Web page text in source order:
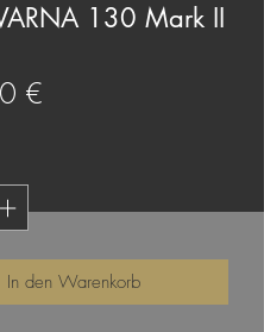
130 Mark II
€
In den Warenkorb